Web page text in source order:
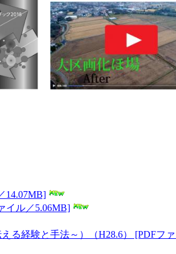
14.07MB]
イル／5.06MB]
経験と手法～）（H28.6） [PDFフ